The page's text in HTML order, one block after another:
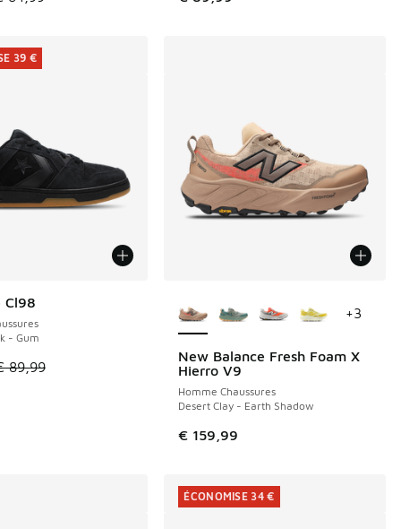
€ 55,00 à € 50,00
Cl98
- Gum
est en promotion. Prix en baisse de € 89,99 à € 50,00
89,99
39 €
39 €
New Balance Fresh Foam X
Hierro V9
Homme Chaussures
Desert Clay - Earth Shadow
€ 159,99
+3
ÉCONOMISE 34 €